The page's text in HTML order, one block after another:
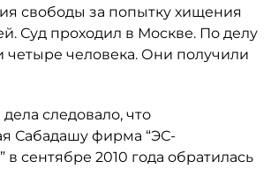
свободы за попытку хищения
Суд проходил в Москве. По делу
четыре человека. Они получили
следовало, что
Сабадашу фирма “ЭС-
в сентябре 2010 года обратилась